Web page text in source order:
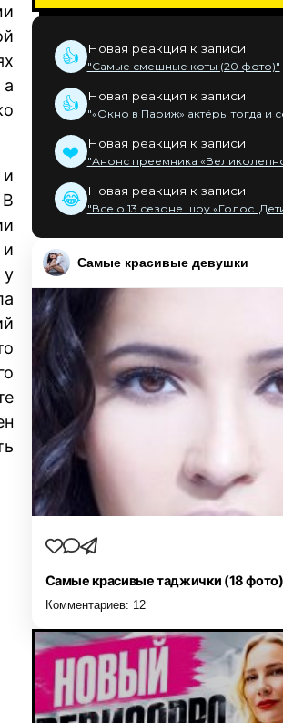
у
👍 Новая реакция к записи
"Самые смешные коты (20 фото)"
👍 Новая реакция к записи
"«Окно в Париж» актёры тогда и
❤️ Новая реакция к записи
"Анонс преемника
😂 Новая реакция к записи
"Все о 13 сезоне шоу «Голос.
Самые красивые девушки
Самые красивые таджички (18 фото)
Комментариев: 12